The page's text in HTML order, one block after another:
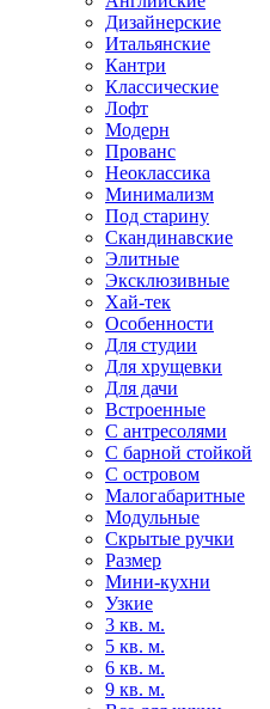
Дизайнерские
Итальянские
Кантри
Классические
Лофт
Модерн
Прованс
Неоклассика
Минимализм
Под старину
Скандинавские
Элитные
Эксклюзивные
Хай-тек
Особенности
Для студии
Для хрущевки
Для дачи
Встроенные
С антресолями
С барной стойкой
С островом
Малогабаритные
Модульные
Скрытые ручки
Размер
Мини-кухни
Узкие
3 кв. м.
5 кв. м.
6 кв. м.
9 кв. м.